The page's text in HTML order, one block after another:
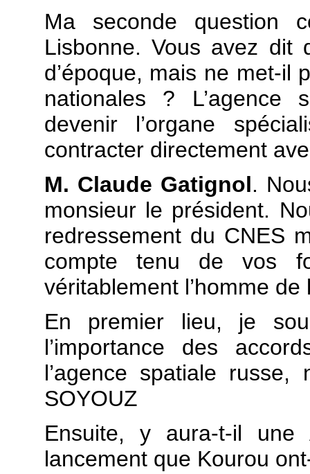
Ma seconde question
Lisbonne. Vous avez dit
d’époque, mais ne met-il
nationales ? L’agence
devenir l’organe
contracter directement
M. Claude Gatignol.
monsieur le président.
redressement du CNES
compte tenu de vos
véritablement l’homme de
En premier lieu, je
l’importance des
l’agence spatiale russe,
SOYOUZ
Ensuite, y aura-t-il une
lancement que Kourou